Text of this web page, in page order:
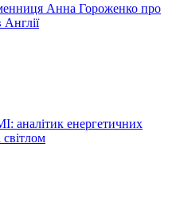
Анна Гороженко про
енергетичних
світлом